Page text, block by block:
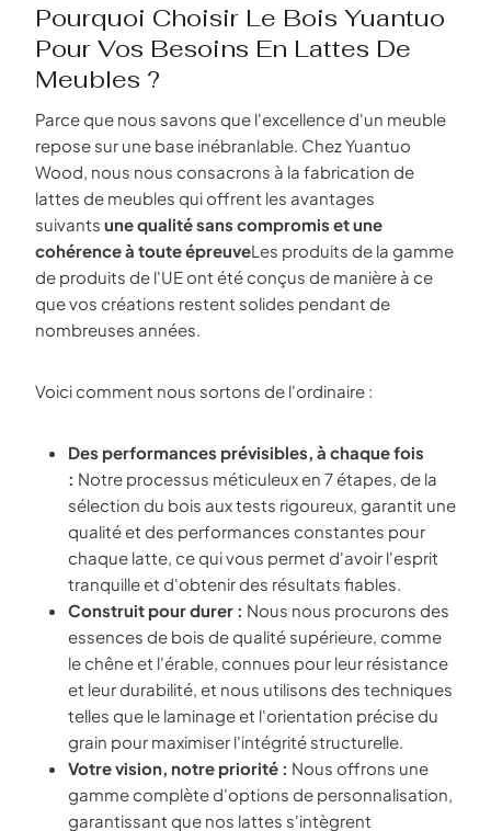
Pourquoi Choisir Le Bois Yuantuo
Pour Vos Besoins En Lattes De
Meubles ?
Parce que nous savons que l'excellence d'un meuble
repose sur une base inébranlable. Chez Yuantuo
Wood, nous nous consacrons à la fabrication de
lattes de meubles qui offrent les avantages
suivants une qualité sans compromis et une
cohérence à toute épreuveLes produits de la gamme
de produits de l'UE ont été conçus de manière à ce
que vos créations restent solides pendant de
nombreuses années.
Voici comment nous sortons de l'ordinaire :
Des performances prévisibles, à chaque fois
: Notre processus méticuleux en 7 étapes, de la
sélection du bois aux tests rigoureux, garantit une
qualité et des performances constantes pour
chaque latte, ce qui vous permet d'avoir l'esprit
tranquille et d'obtenir des résultats fiables.
Construit pour durer : Nous nous procurons des
essences de bois de qualité supérieure, comme
le chêne et l'érable, connues pour leur résistance
et leur durabilité, et nous utilisons des techniques
telles que le laminage et l'orientation précise du
grain pour maximiser l'intégrité structurelle.
Votre vision, notre priorité : Nous offrons une
gamme complète d'options de personnalisation,
garantissant que nos lattes s'intègrent